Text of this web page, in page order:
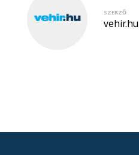
SZERZŐ
vehir.hu